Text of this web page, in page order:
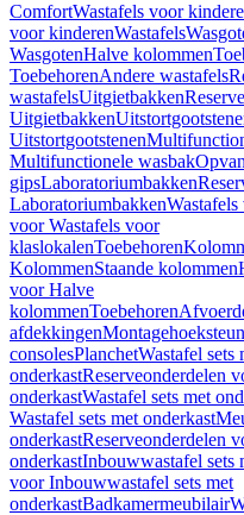
ComfortWastafels voor
voor kinderenWastafels
WasgotenHalve kolommen
ToebehorenAndere wastafels
wastafelsUitgietbakken
Uitgietbakken
Uitstortgootstenen
Multifunctionele wasbak
gipsLaboratoriumbakken
Laboratoriumbakken
voor Wastafels voor
klaslokalenToebehoren
KolommenStaande kolommen
voor Halve
kolommenToebehoren
afdekkingen
consolesPlanchetWastafel sets
onderkastReserveonderdelen
onderkastWastafel sets met
Wastafel sets met onderkast
onderkastReserveonderdelen
onderkastInbouwwastafel sets
voor Inbouwwastafel sets met
onderkastBadkamermeubilair